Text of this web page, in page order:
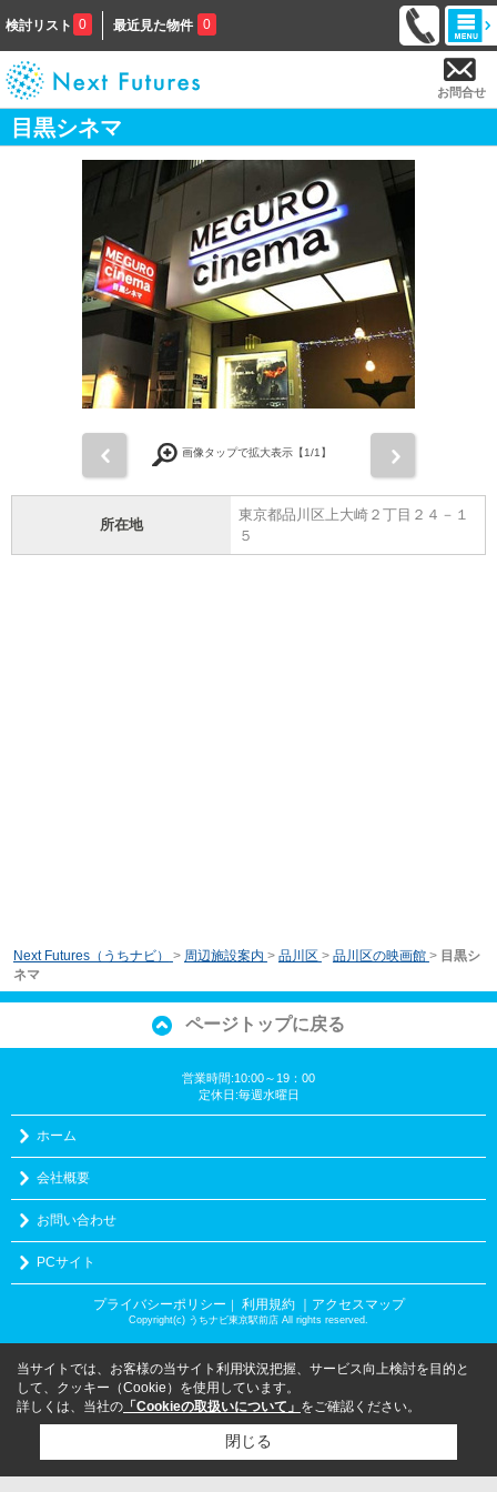
検討リスト 0 最近見た物件 0
お問合せ
目黒シネマ
画像タップで拡大表示【1/1】
所在地
東京都品川区上大崎２丁目２４－１
５
Next Futures（うちナビ） > 周辺施設案内 > 品川区 > 品川区の映画館 > 目黒シ
ネマ
ページトップに戻る
営業時間:10:00～19：00
定休日:毎週水曜日
ホーム
会社概要
お問い合わせ
PCサイト
プライバシーポリシー ｜ 利用規約 ｜アクセスマップ
Copyright(c) うちナビ東京駅前店 All rights reserved.
当サイトでは、お客様の当サイト利用状況把握、サービス向上検討を目的と
して、クッキー（Cookie）を使用しています。
詳しくは、当社の 「Cookieの取扱いについて」 をご確認ください。
閉じる